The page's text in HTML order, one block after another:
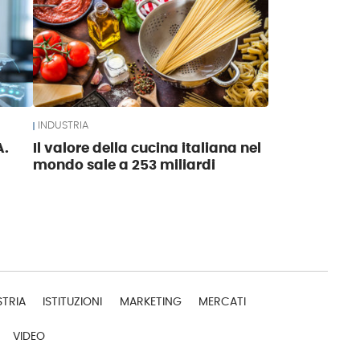
INDUSTRIA
Il valore della cucina italiana nel
mondo sale a 253 miliardi
ISTITUZIONI MARKETING MERCATI
VIDEO